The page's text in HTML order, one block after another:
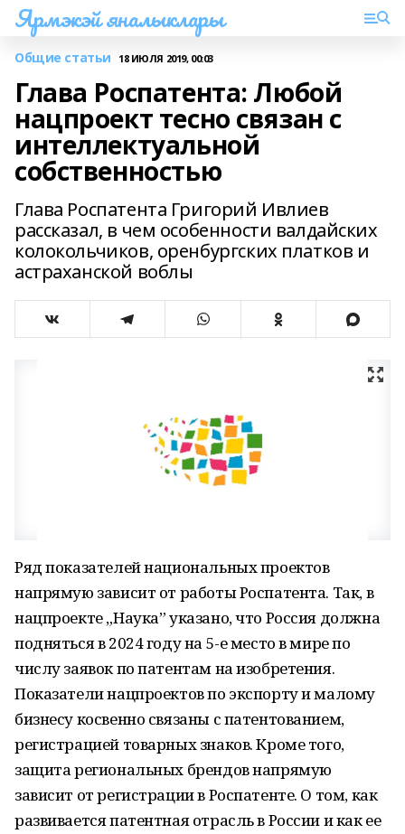
Ярмэкэй яналыклары
Общие статьи 18 ИЮЛЯ 2019, 00:03
Глава Роспатента: Любой
нацпроект тесно связан с
интеллектуальной
собственностью
Глава Роспатента Григорий Ивлиев
рассказал, в чем особенности валдайских
колокольчиков, оренбургских платков и
астраханской воблы
Ряд показателей национальных проектов
напрямую зависит от работы Роспатента. Так, в
нацпроекте „Наука” указано, что Россия должна
подняться в 2024 году на 5-е место в мире по
числу заявок по патентам на изобретения.
Показатели нацпроектов по экспорту и малому
бизнесу косвенно связаны с патентованием,
регистрацией товарных знаков. Кроме того,
защита региональных брендов напрямую
зависит от регистрации в Роспатенте. О том, как
развивается патентная отрасль в России и как ее